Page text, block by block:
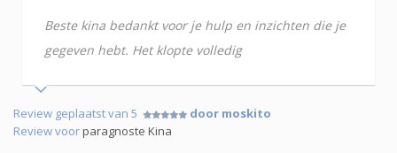
Beste kina bedankt voor je hulp en inzichten die je
gegeven hebt. Het klopte volledig
Review geplaatst van 5
door moskito
Review voorparagnoste Kina